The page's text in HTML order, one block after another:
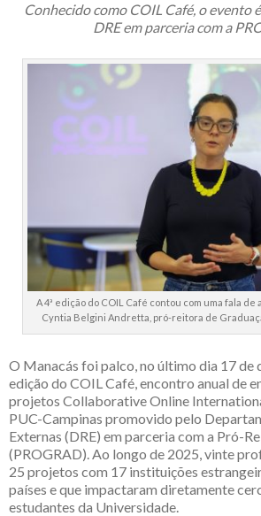
Conhecido como COIL Café, o evento
DRE em parceria com a
A 4ª edição do COIL Café contou com uma fala de
Cyntia Belgini Andretta, pró-reitora de
O Manacás foi palco, no último dia 17 de
edição do COIL Café, encontro anual de
projetos Collaborative Online
PUC-Campinas promovido pelo
Externas (DRE) em parceria com a Pró-
(PROGRAD). Ao longo de 2025, vinte
25 projetos com 17 instituições
países e que impactaram diretamente
estudantes da Universidade.